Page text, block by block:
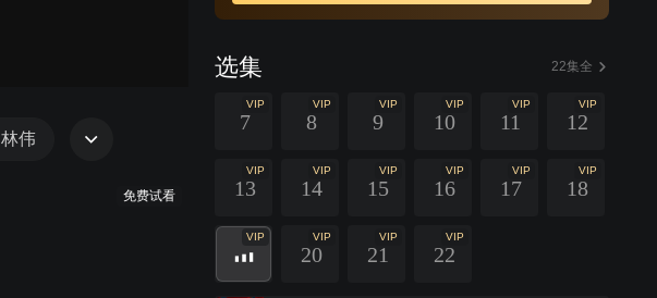
选集 22集全
VIP
7
VIP
8
VIP
9
VIP
10
VIP
11
VIP
12
VIP
13
VIP
14
VIP
15
VIP
16
VIP
17
VIP
18
VIP VIP
20
VIP
21
VIP
22
林伟
免费试看